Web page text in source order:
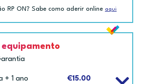
RP ON? Sabe como aderir online aqui
equipamento
+ 1 ano
€15.00